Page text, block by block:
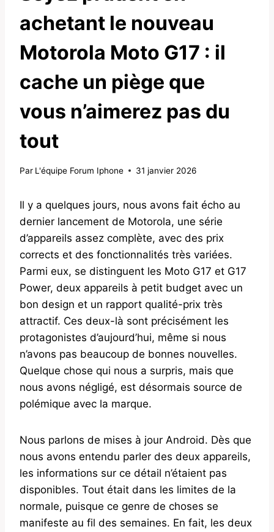
achetant le nouveau
Motorola Moto G17 : il
cache un piège que
vous n’aimerez pas du
tout
Par L'équipe Forum Iphone 31 janvier 2026
Il y a quelques jours, nous avons fait écho au
dernier lancement de Motorola, une série
d’appareils assez complète, avec des prix
corrects et des fonctionnalités très variées.
Parmi eux, se distinguent les Moto G17 et G17
Power, deux appareils à petit budget avec un
bon design et un rapport qualité-prix très
attractif. Ces deux-là sont précisément les
protagonistes d’aujourd’hui, même si nous
n’avons pas beaucoup de bonnes nouvelles.
Quelque chose qui nous a surpris, mais que
nous avons négligé, est désormais source de
polémique avec la marque.
Nous parlons de mises à jour Android. Dès que
nous avons entendu parler des deux appareils,
les informations sur ce détail n’étaient pas
disponibles. Tout était dans les limites de la
normale, puisque ce genre de choses se
manifeste au fil des semaines. En fait, les deux